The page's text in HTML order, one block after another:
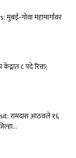
गोवा महामार्गावर
८ पदे रिक्त;
रामदास आठवले १६